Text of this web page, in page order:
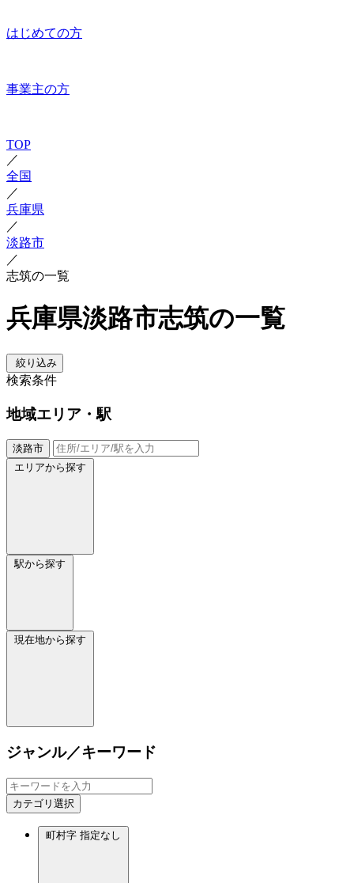
はじめての方
事業主の方
TOP
／
全国
／
兵庫県
／
淡路市
／
志筑の一覧
兵庫県淡路市志筑の一覧
絞り込み
検索条件
地域エリア・駅
淡路市
エリアから探す
駅から探す
現在地から探す
ジャンル／キーワード
カテゴリ選択
町村字 指定なし